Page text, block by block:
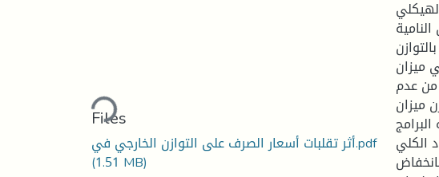
Loading...
Files
أثر تقلبات أسعار الصرف على التوازن الخارجي في.pdf
(1.51 MB)
میزان
من عدم
میزان
الكلي